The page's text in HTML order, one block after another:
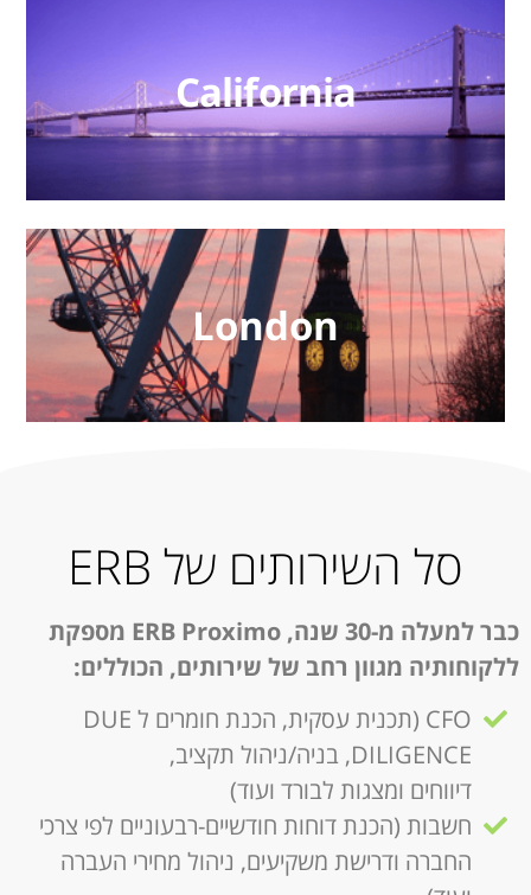
California
London
סל השירותים של ERB
כבר למעלה מ-30 שנה , ERB Proximo
מספקת
ללקוחותיה מגוון רחב של שירותים, הכוללים:
CFO (תכנית עסקית, הכנת חומרים ל DUE
DILIGENCE, בניה/ניהול תקציב,
דיווחים ומצגות לבורד ועוד)
חשבות (הכנת דוחות חודשיים-רבעוניים לפי צרכי
החברה ודרישת משקיעים, ניהול מחירי העברה